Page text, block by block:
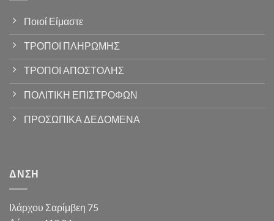
Ποιοί Είμαστε
ΤΡΟΠΟΙ ΠΛΗΡΩΜΗΣ
ΤΡΟΠΟΙ ΑΠΟΣΤΟΛΗΣ
ΠΟΛΙΤΙΚΗ ΕΠΙΣΤΡΟΦΩΝ
ΠΡΟΣΩΠΙΚΑ ΔΕΔΟΜΕΝΑ
ΔΝΣΗ
Ιλάρχου Σαρίμβεη 75